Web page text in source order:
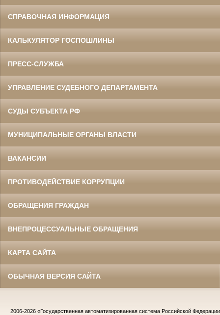
СПРАВОЧНАЯ ИНФОРМАЦИЯ
КАЛЬКУЛЯТОР ГОСПОШЛИНЫ
ПРЕСС-СЛУЖБА
УПРАВЛЕНИЕ СУДЕБНОГО ДЕПАРТАМЕНТА
СУДЫ СУБЪЕКТА РФ
МУНИЦИПАЛЬНЫЕ ОРГАНЫ ВЛАСТИ
ВАКАНСИИ
ПРОТИВОДЕЙСТВИЕ КОРРУПЦИИ
ОБРАЩЕНИЯ ГРАЖДАН
ВНЕПРОЦЕССУАЛЬНЫЕ ОБРАЩЕНИЯ
КАРТА САЙТА
ОБЫЧНАЯ ВЕРСИЯ САЙТА
2006-2026 «Государственная автоматизированная система Российской